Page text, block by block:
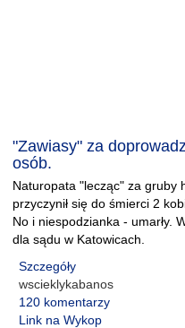
"Zawiasy" za
osób.
Naturopata "lecząc" za gruby
przyczynił się do śmierci 2
No i niespodzianka - umarły.
dla sądu w Katowicach.
Szczegóły
wscieklykabanos
120 komentarzy
Link na Wykop